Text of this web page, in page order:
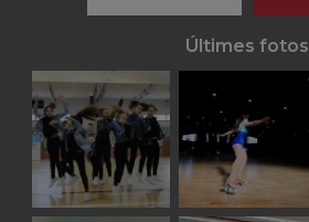
Últimes fotos